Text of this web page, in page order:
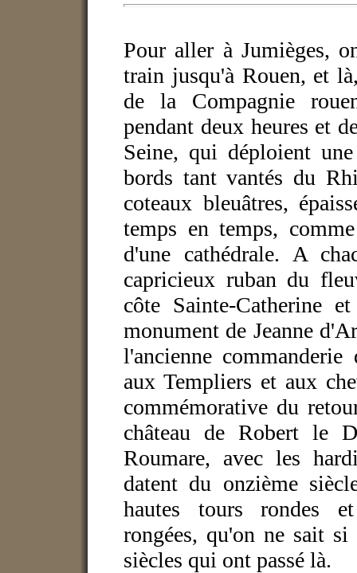
Pour aller à Jumièges,
train jusqu'à Rouen, et
de la Compagnie
pendant deux heures et
Seine, qui déploient
bords tant vantés du
coteaux bleuâtres,
temps en temps,
d'une cathédrale. A
capricieux ruban du
côte Sainte-Catherine
monument de Jeanne
l'ancienne
aux Templiers et aux
commémorative du
château de Robert le
Roumare, avec les
datent du onzième
hautes tours rondes et
rongées, qu'on ne sait
siècles qui ont passé là.